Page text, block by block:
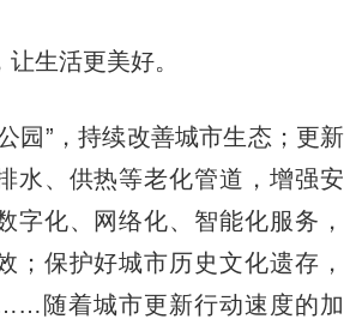
生活更美好。
”，持续改善城市生态；更新
水、供热等老化管道，增强安
字化、网络化、智能化服务，
；保护好城市历史文化遗存，
随着城市更新行动速度的加